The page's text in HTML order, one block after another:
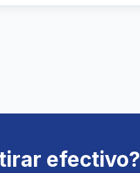
efectivo?